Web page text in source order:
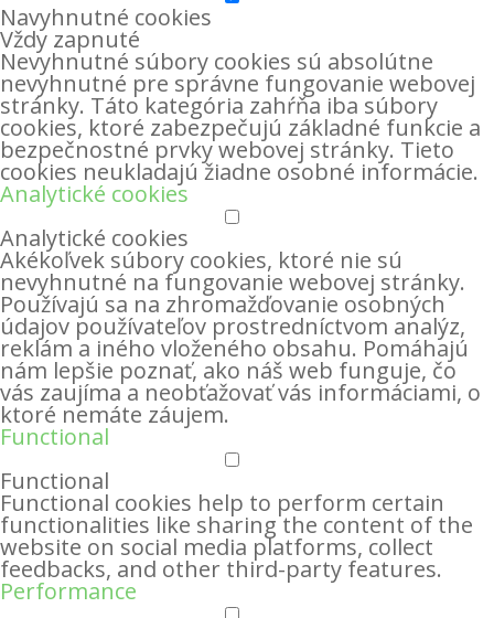
Navyhnutné cookies
Vždy zapnuté
Nevyhnutné súbory cookies sú absolútne
nevyhnutné pre správne fungovanie webovej
stránky. Táto kategória zahŕňa iba súbory
cookies, ktoré zabezpečujú základné funkcie a
bezpečnostné prvky webovej stránky. Tieto
cookies neukladajú žiadne osobné informácie.
Analytické cookies
Analytické cookies
Akékoľvek súbory cookies, ktoré nie sú
nevyhnutné na fungovanie webovej stránky.
Používajú sa na zhromažďovanie osobných
údajov používateľov prostredníctvom analýz,
reklám a iného vloženého obsahu. Pomáhajú
nám lepšie poznať, ako náš web funguje, čo
vás zaujíma a neobťažovať vás informáciami, o
ktoré nemáte záujem.
Functional
Functional
Functional cookies help to perform certain
functionalities like sharing the content of the
website on social media platforms, collect
feedbacks, and other third-party features.
Performance